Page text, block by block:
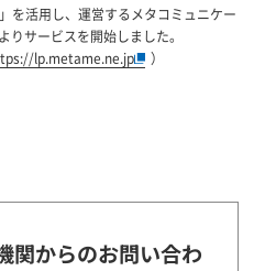
を活用し、運営するメタコミュニケー
サービスを開始しました。
lp.metame.ne.jp ）
関からのお問い合わ